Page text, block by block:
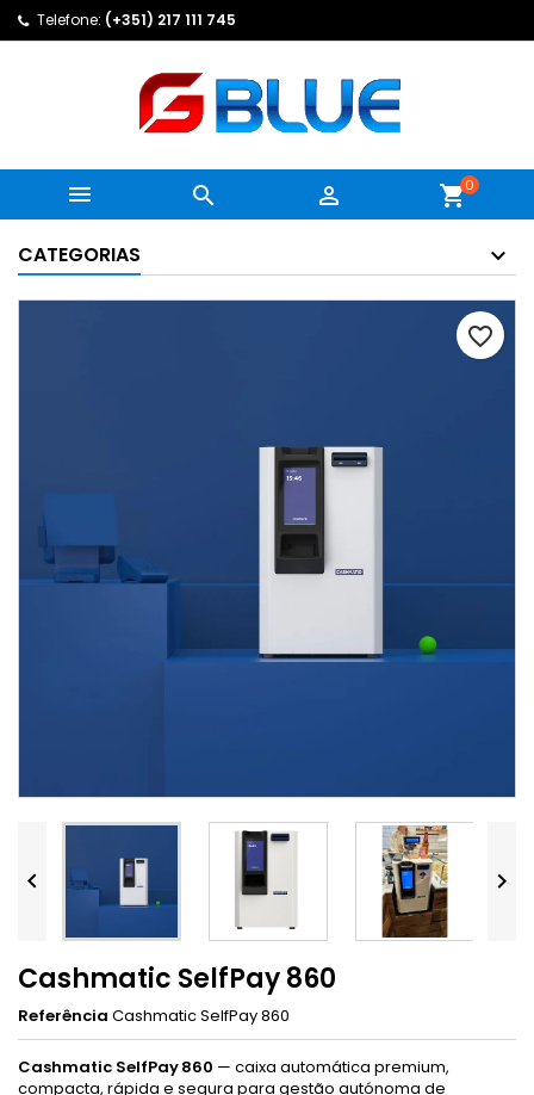
Telefone: (+351) 217 111 745
   shopping_cart0
CATEGORIAS
favorite_border
 
Cashmatic SelfPay 860
Referência Cashmatic SelfPay 860
Cashmatic SelfPay 860 — caixa automática premium,
compacta, rápida e segura para gestão autónoma de